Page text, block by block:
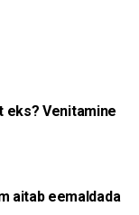
eks? Venitamine
aitab eemaldada